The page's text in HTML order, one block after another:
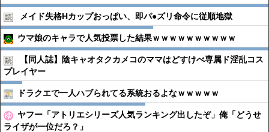
メイド失格Hカップおっぱい、即パ●︎ズリ命令に従順地獄
ウマ娘のキャラで人気投票した結果ｗｗｗｗｗｗｗｗｗｗ
【同人誌】陰キャオタクカメコのママはどすけべ専属ド淫乱コス
プレイヤー
ドラクエで一人ハブられてる系統おるよなｗｗｗｗｗ
ヤフー「アトリエシリーズ人気ランキング出したぞ」俺「どうせ
ライザが一位だろ？」